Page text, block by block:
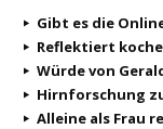
Gibt es die
Reflektiert
Würde von
Hirnforschung
Alleine als Frau